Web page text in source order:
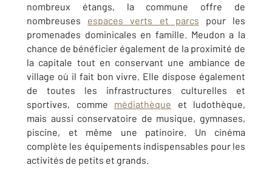
nombreux étangs, la commune offre de
nombreuses espaces verts et parcs pour les
promenades dominicales en famille. Meudon a la
chance de bénéficier également de la proximité de
la capitale tout en conservant une ambiance de
village où il fait bon vivre. Elle dispose également
de toutes les infrastructures culturelles et
sportives, comme médiathèque et ludothèque,
mais aussi conservatoire de musique, gymnases,
piscine, et même une patinoire. Un cinéma
complète les équipements indispensables pour les
activités de petits et grands.